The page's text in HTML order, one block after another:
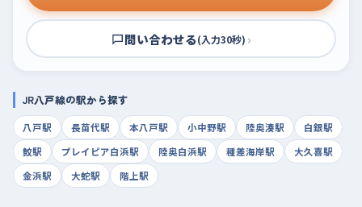
問い合わせる(入力30秒) ›
JR八戸線の駅から探す
八戸駅 長苗代駅 本八戸駅 小中野駅 陸奥湊駅
白銀駅
鮫駅
プレイピア白浜駅 陸奥白浜駅 種差海岸駅
大久喜駅
金浜駅
大蛇駅 階上駅